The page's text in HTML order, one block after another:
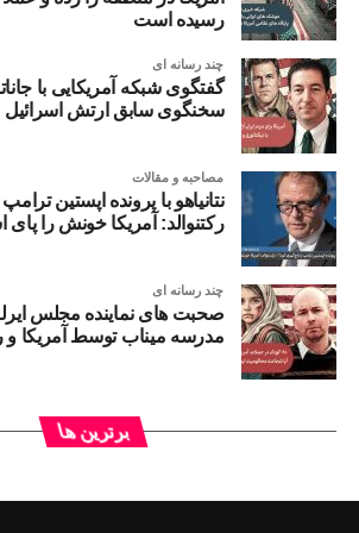
همسایگان باید آبروی یکدیگر را حفظ کنند و
درباره یکدیگر خودداری کنند.
رعایت حدود:
همسایگان باید در ساخت و ساز و استفاده
حدود و حقوق یکدیگر را رعایت کنند.
هدیه دادن:
هدیه دادن به همسایگان، به خصوص در هنگام
خوراکی‌ها، از سنت‌های پسندیده است.
اهمیت حقوق همسایه:
تقویت روابط اجتماعی:
رعایت حقوق همسایه، باعث تقویت روابط
کاهش اختلافات:
رسیده است
چند رسانه ای
گفتگوی شبکه آمریکایی با
سخنگوی سابق ارتش اسرائیل
مصاحبه و مقالات
نتانیاهو با پرونده اپستین
رکتنوالد: آمریکا خونش را پای
چند رسانه ای
صحبت های نماینده مجلس
مدرسه میناب توسط آمریکا و
برترین ها